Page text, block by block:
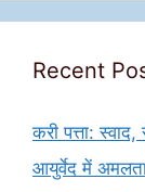
Recent
करी पत्ता:
आयुर्वेद में